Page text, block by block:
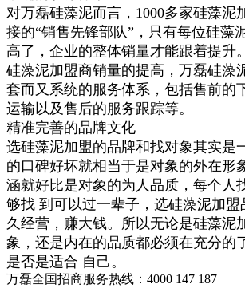
对万磊硅藻泥而言，1000多家硅藻泥
接的“销售先锋部队”，只有每位硅藻
高了，企业的整体销量才能跟着提升
硅藻泥加盟商销量的提高，万磊硅藻
套而又系统的服务体系，包括售前的
运输以及售后的服务跟踪等。
精准完善的品牌文化
选硅藻泥加盟的品牌和找对象其实是
的口碑好坏就相当于是对象的外在形
涵就好比是对象的为人品质，每个人
够找 到可以过一辈子，选硅藻泥加盟
久经营，赚大钱。所以无论是硅藻泥
象，还是内在的品质都必须在充分的
是否是适合 自己。
万磊全国招商服务热线： 4000 147 187